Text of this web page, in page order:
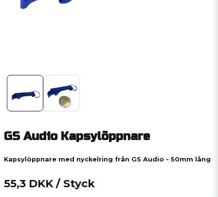
GS Audio Kapsylöppnare
Kapsylöppnare med nyckelring från GS Audio - 50mm lång
55,3 DKK / Styck